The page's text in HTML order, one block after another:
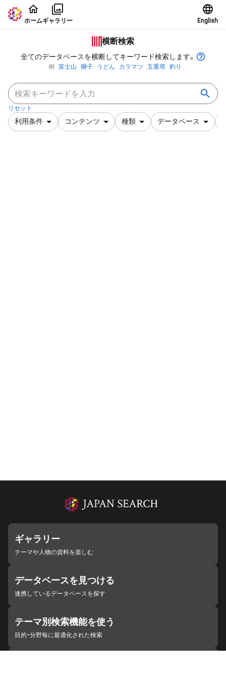
本文に飛ぶ
ホームギャラリー English
横断検索
全てのデータベースを横断してキーワード検索します。
例 富士山 獅子 うどん カラマツ 五重塔 釣り
リセット
利用条件 コンテンツ 種類 データベース
ギャラリー
テーマや人物の資料を楽しむ
データベースを見つける
連携しているデータベースを探す
テーマ別検索機能を使う
目的・分野毎に最適化された検索